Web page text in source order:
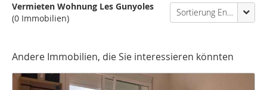
Vermieten Wohnung Les Gunyoles
(0 Immobilien)
Sortierung Enalquiler
Andere Immobilien, die Sie interessieren könnten